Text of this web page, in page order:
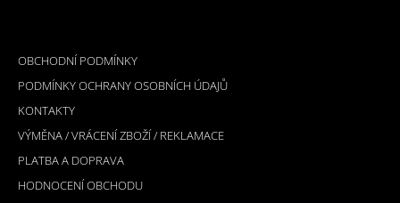
OBCHODNÍ PODMÍNKY
PODMÍNKY OCHRANY OSOBNÍCH ÚDAJŮ
KONTAKTY
VÝMĚNA / VRÁCENÍ ZBOŽÍ / REKLAMACE
PLATBA A DOPRAVA
HODNOCENÍ OBCHODU